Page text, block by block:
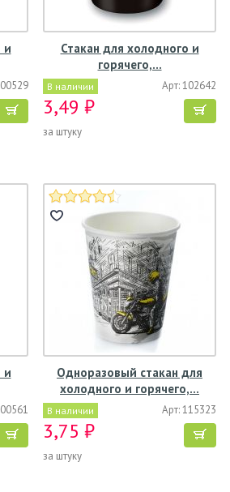
и
Стакан для холодного и
горячего,…
В наличии Арт: 102642
3,49 ₽
за штуку
и
Одноразовый стакан для
холодного и горячего,…
В наличии Арт: 115323
3,75 ₽
за штуку